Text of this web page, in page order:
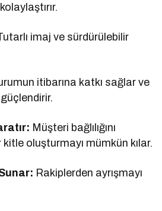
imaj ve sürdürülebilir
itibarına katkı sağlar ve
Müşteri bağlılığını
oluşturmayı mümkün kılar.
Rakiplerden ayrışmayı